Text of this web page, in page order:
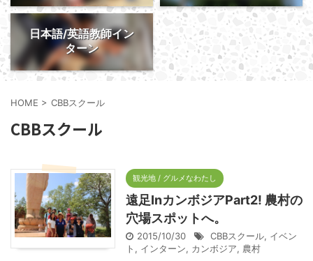
日本語/英語教師イン
ターン
HOME > CBBスクール
CBBスクール
観光地 / グルメなわたし
遠足InカンボジアPart2! 農村の
穴場スポットへ。
2015/10/30 CBBスクール, イベン
ト , インターン, カンボジア, 農村